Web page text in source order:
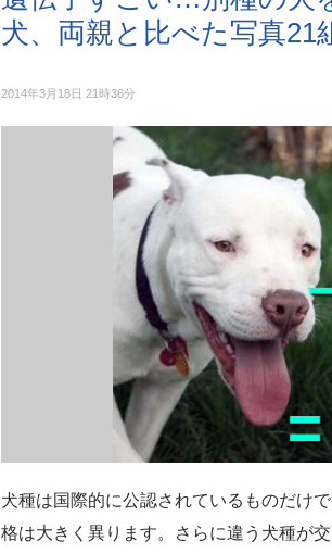
犬、両親と比べた写真21
2014年3月18日 21時36分
犬種は国際的に公認されているものだけ
格は大きく異ります。さらに違う犬種が